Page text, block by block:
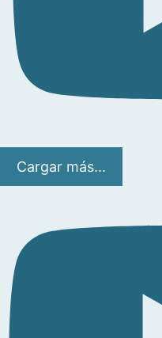
Cargar más...